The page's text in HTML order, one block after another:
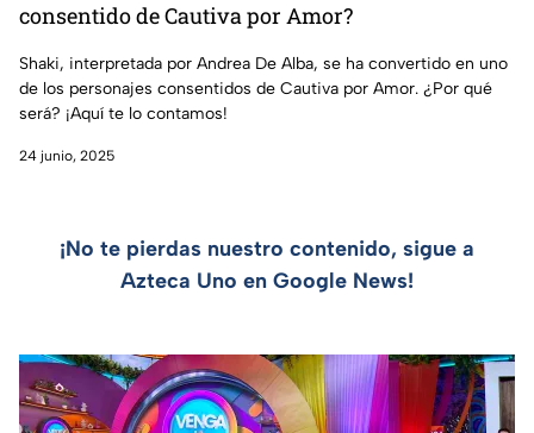
consentido de Cautiva por Amor?
Shaki, interpretada por Andrea De Alba, se ha convertido en uno
de los personajes consentidos de Cautiva por Amor. ¿Por qué
será? ¡Aquí te lo contamos!
24 junio, 2025
¡No te pierdas nuestro contenido, sigue a
Azteca Uno en Google News!